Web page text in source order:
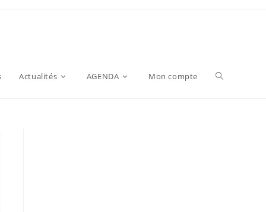
Actualités AGENDA Mon compte